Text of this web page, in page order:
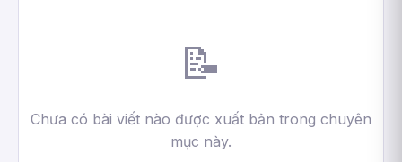
📝
Chưa có bài viết nào được xuất bản trong chuyên
mục này.